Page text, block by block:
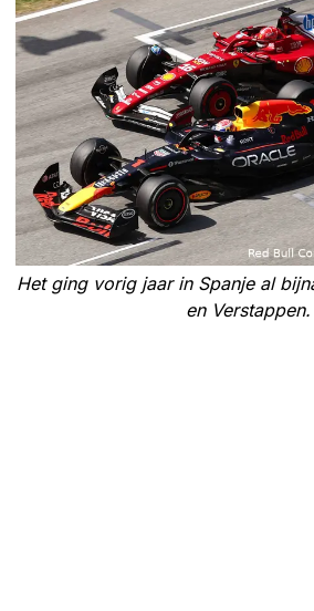
Het ging vorig jaar in Spanje al
en Verstappen.